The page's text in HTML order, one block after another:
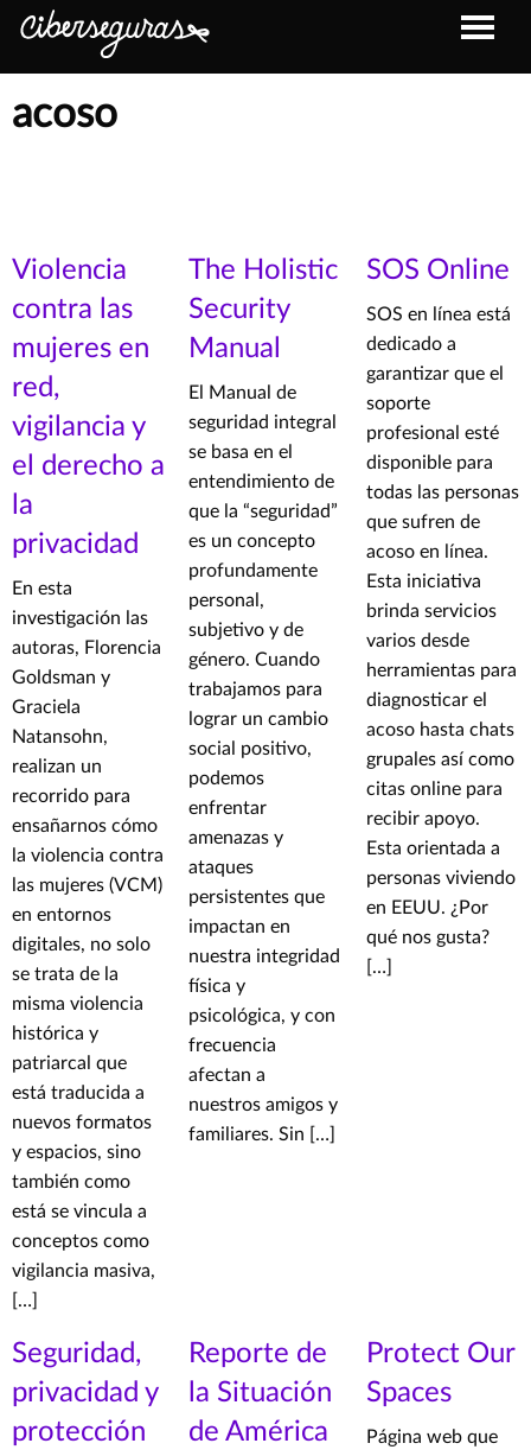
acoso
Violencia
contra las
mujeres en
red,
vigilancia y
el derecho a
la
privacidad
En esta
investigación las
autoras, Florencia
Goldsman y
Graciela
Natansohn,
realizan un
recorrido para
ensañarnos cómo
la violencia contra
las mujeres (VCM)
en entornos
digitales, no solo
se trata de la
misma violencia
histórica y
patriarcal que
está traducida a
nuevos formatos
y espacios, sino
también como
está se vincula a
conceptos como
vigilancia masiva,
[…]
The Holistic
Security
Manual
El Manual de
seguridad integral
se basa en el
entendimiento de
que la “seguridad”
es un concepto
profundamente
personal,
subjetivo y de
género. Cuando
trabajamos para
lograr un cambio
social positivo,
podemos
enfrentar
amenazas y
ataques
persistentes que
impactan en
nuestra integridad
física y
psicológica, y con
frecuencia
afectan a
nuestros amigos y
familiares. Sin […]
SOS Online
SOS en línea está
dedicado a
garantizar que el
soporte
profesional esté
disponible para
todas las personas
que sufren de
acoso en línea.
Esta iniciativa
brinda servicios
varios desde
herramientas para
diagnosticar el
acoso hasta chats
grupales así como
citas online para
recibir apoyo.
Esta orientada a
personas viviendo
en EEUU. ¿Por
qué nos gusta?
[…]
Seguridad,
privacidad y
protección
Reporte de
la Situación
de América
Protect Our
Spaces
Página web que